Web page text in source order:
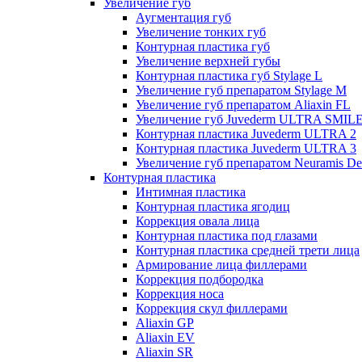
Увеличение губ
Аугментация губ
Увеличение тонких губ
Контурная пластика губ
Увеличение верхней губы
Контурная пластика губ Stylage L
Увеличение губ препаратом Stylage M
Увеличение губ препаратом Aliaxin FL
Увеличение губ Juvederm ULTRA
Контурная пластика Juvederm ULTRA 2
Контурная пластика Juvederm ULTRA 3
Увеличение губ препаратом Neuramis
Контурная пластика
Интимная пластика
Контурная пластика ягодиц
Коррекция овала лица
Контурная пластика под глазами
Контурная пластика средней трети лица
Армирование лица филлерами
Коррекция подбородка
Коррекция носа
Коррекция скул филлерами
Aliaxin GP
Aliaxin EV
Aliaxin SR